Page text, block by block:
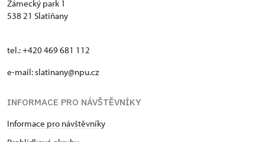
Zámecký park 1
538 21 Slatiňany
tel.: +420 469 681 112
e-mail: slatinany@npu.cz
INFORMACE PRO NÁVŠTĚVNÍKY
Informace pro návštěvníky